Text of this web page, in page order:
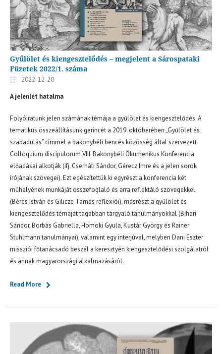
Gyűlölet és kiengesztelődés – megjelent a Sárospataki
Füzetek 2022/1. száma
2022-12-20
A jelenlét hatalma
Folyóiratunk jelen számának témája a gyűlölet és kiengesztelődés. A
tematikus összeállításunk gerincét a 2019. októberében „Gyűlölet és
szabadulás” címmel a bakonybéli bencés közösség által szervezett
Colloquium discipulorum VIII. Bakonybéli Ökumenikus Konferencia
előadásai alkotják (ifj. Cserháti Sándor, Gérecz Imre és a jelen sorok
írójának szövegei). Ezt egészítettük ki egyrészt a konferencia két
műhelyének munkáját összefoglaló és arra reflektáló szövegekkel
(Béres István és Gilicze Tamás reflexiói), másrészt a gyűlölet és
kiengesztelődés témáját tágabban tárgyaló tanulmányokkal (Bihari
Sándor, Borbás Gabriella, Homoki Gyula, Kustár György és Rainer
Stuhlmann tanulmányai), valamint egy interjúval, melyben Dani Eszter
missziói főtanácsadó beszél a keresztyén kiengesztelődési szolgálatról
és annak magyarországi alkalmazásáról.
Read More